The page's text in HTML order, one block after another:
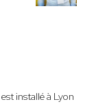
est installé à Lyon